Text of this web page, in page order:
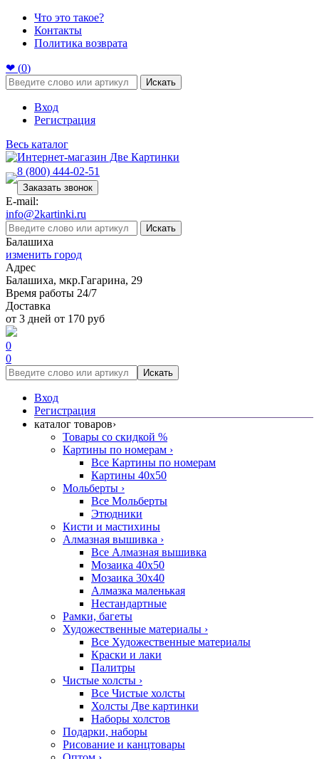
Что это такое?
Контакты
Политика возврата
❤ (0)
Искать
Вход
Регистрация
Весь каталог
8 (800) 444-02-51
Заказать звонок
E-mail:
info@2kartinki.ru
Искать
Балашиха
изменить город
Адрес
Балашиха, мкр.Гагарина, 29
Время работы 24/7
Доставка
от 3 дней от 170 руб
0
0
Искать
Вход
Регистрация
каталог товаров›
Товары со скидкой %
Картины по номерам ›
Все Картины по номерам
Картины 40x50
Мольберты ›
Все Мольберты
Этюдники
Кисти и мастихины
Алмазная вышивка ›
Все Алмазная вышивка
Мозаика 40x50
Мозаика 30x40
Алмазка маленькая
Нестандартные
Рамки, багеты
Художественные материалы ›
Все Художественные материалы
Краски и лаки
Палитры
Чистые холсты ›
Все Чистые холсты
Холсты Две картинки
Наборы холстов
Подарки, наборы
Рисование и канцтовары